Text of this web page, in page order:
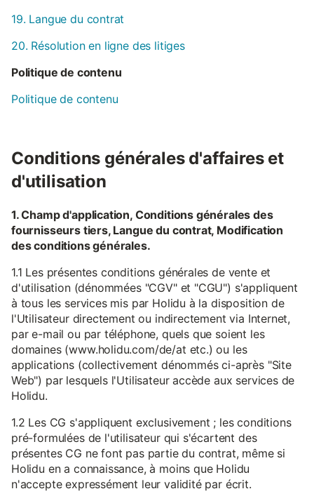
19. Langue du contrat
20. Résolution en ligne des litiges
Politique de contenu
Politique de contenu
Conditions générales d'affaires et
d'utilisation
1. Champ d'application, Conditions générales des
fournisseurs tiers, Langue du contrat, Modification
des conditions générales.
1.1 Les présentes conditions générales de vente et
d'utilisation (dénommées "CGV" et "CGU") s'appliquent
à tous les services mis par Holidu à la disposition de
l'Utilisateur directement ou indirectement via Internet,
par e-mail ou par téléphone, quels que soient les
domaines (www.holidu.com/de/at etc.) ou les
applications (collectivement dénommés ci-après "Site
Web") par lesquels l'Utilisateur accède aux services de
Holidu.
1.2 Les CG s'appliquent exclusivement ; les conditions
pré-formulées de l'utilisateur qui s'écartent des
présentes CG ne font pas partie du contrat, même si
Holidu en a connaissance, à moins que Holidu
n'accepte expressément leur validité par écrit.